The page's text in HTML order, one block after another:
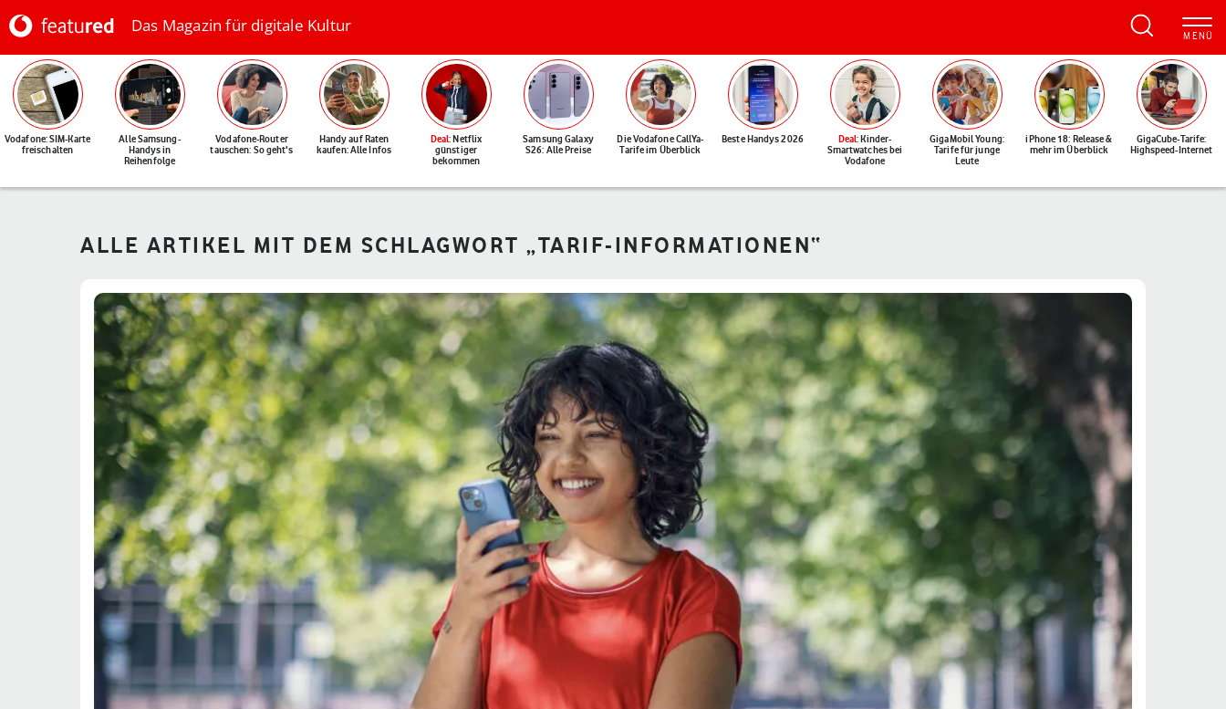
Das Magazin für digitale Kultur
Vodafone: SIM-Karte
freischalten
Alle Samsung-
Handys in
Reihenfolge
Vodafone-Router
tauschen: So geht's
Handy auf Raten
kaufen: Alle Infos
Deal: Netflix
günstiger
bekommen
Samsung Galaxy
S26: Alle Preise
Die Vodafone CallYa-
Tarife im Überblick
Beste Handys 2026 Deal: Kinder-
Smartwatches bei
Vodafone
GigaMobil Young:
Tarife für junge
Leute
iPhone 18: Release &
mehr im Überblick
GigaCube-Tarife:
Highspeed-Internet
ALLE ARTIKEL MIT DEM SCHLAGWORT „TARIF-INFORMATIONEN“